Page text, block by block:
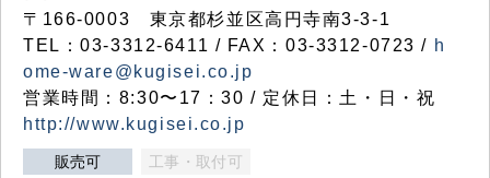
〒166-0003 東京都杉並区高円寺南3-3-1
TEL：03-3312-6411 / FAX：03-3312-0723 / h
ome-ware@kugisei.co.jp
営業時間：8:30〜17：30 / 定休日：土・日・祝
http://www.kugisei.co.jp
販売可 工事・取付可